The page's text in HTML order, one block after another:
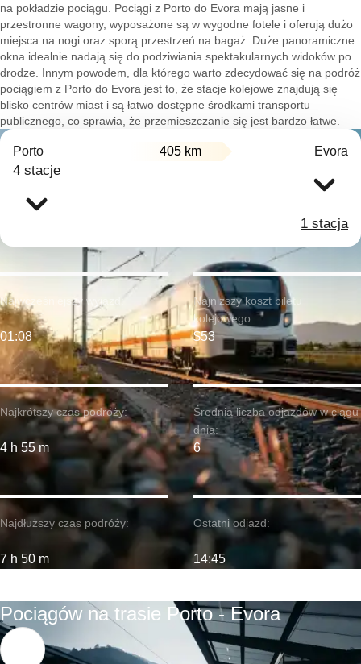
na pokładzie pociągu. Pociągi z Porto do Evora mają jasne i
przestronne wagony, wyposażone są w wygodne fotele i oferują dużo
miejsca na nogi oraz sporą przestrzeń na bagaż. Duże panoramiczne
okna idealnie nadają się do podziwiania spektakularnych widoków po
drodze. Innym powodem, dla którego warto zdecydować się na podróż
pociągiem z Porto do Evora jest to, że stacje kolejowe znajdują się
blisko centrów miast i są łatwo dostępne środkami transportu
publicznego, co sprawia, że przemieszczanie się jest bardzo łatwe.
Porto 405 km Evora
4 stacje
1 stacja
Najkrótszy czas podróży:
4 h 55 m
Najwcześniejszy wyjazd:
01:08
Najdłuższy czas podróży:
7 h 50 m
Najniższy koszt biletu
kolejowego:
$53
Średnia liczba odjazdów w ciągu
dnia:
6
Ostatni odjazd:
14:45
Pociągów na trasie Porto - Evora